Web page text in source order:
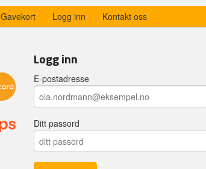
Gavekort Logg inn Kontakt oss
Logg inn
E-postadresse
Ditt passord